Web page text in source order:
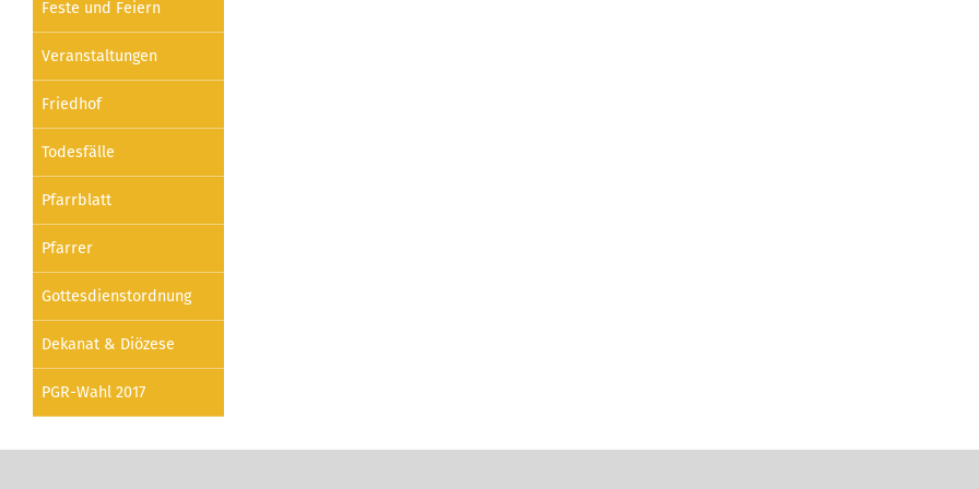
Feste und Feiern
Veranstaltungen
Friedhof
Todesfälle
Pfarrblatt
Pfarrer
Gottesdienstordnung
Dekanat & Diözese
PGR-Wahl 2017